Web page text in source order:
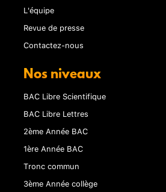
L'équipe
Revue de presse
Contactez-nous
Nos niveaux
BAC Libre Scientifique
BAC Libre Lettres
2ème Année BAC
1ère Année BAC
Tronc commun
3ème Année collège